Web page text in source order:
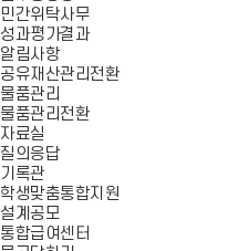
민간위탁사무
성과평가결과
알림사항
공유재산관리전환
물품관리
물품관리전환
자료실
질의응답
기록관
학생맞춤통합지원
설계공모
통합급여센터